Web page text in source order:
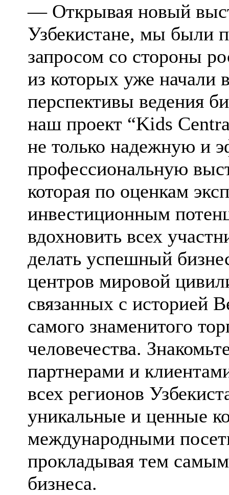
— Открывая новый
Узбекистане, мы были
запросом со стороны
из которых уже начали
перспективы ведения
наш проект “Kids
не только надежную и
профессиональную
которая по оценкам
инвестиционным
вдохновить всех
делать успешный
центров мировой
связанных с историей
самого знаменитого
человечества.
партнерами и
всех регионов
уникальные и ценные
международными
прокладывая тем
бизнеса.